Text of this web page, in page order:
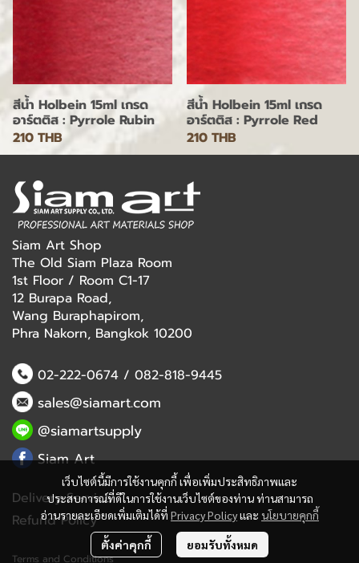
สีน้ำ Holbein 15ml เกรด
อาร์ตติส : Pyrrole Rubin
210 THB
สีน้ำ Holbein 15ml เกรด
อาร์ตติส : Pyrrole Red
210 THB
เว็บไซต์นี้มีการใช้งานคุกกี้ เพื่อเพิ่มประสิทธิภาพและ
ประสบการณ์ที่ดีในการใช้งานเว็บไซต์ของท่าน ท่านสามารถ
อ่านรายละเอียดเพิ่มเติมได้ที่ Privacy Policyและ นโยบายคุกกี้
ตั้งค่าคุกกี้ ยอมรับทั้งหมด
Siam Art Shop
The Old Siam Plaza Room
1st Floor / Room C1-17
12 Burapa Road,
Wang Buraphapirom,
Phra Nakorn, Bangkok 10200
02-222-0674/ 082-818-9445
sales@siamart.com
@siamartsupply
Siam Art
Delivery Service
Refund Policy
Terms and Conditions